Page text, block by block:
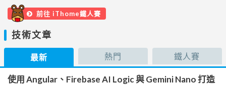
前往 iThome鐵人賽
技術文章
最新 熱門 鐵人賽
使用 Angular、Firebase AI Logic 與 Gemini Nano 打造